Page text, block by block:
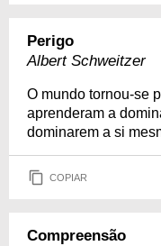
Perigo
Albert Schweitzer
O mundo tornou-se
aprenderam a
dominarem a si
COPIAR
Compreensão